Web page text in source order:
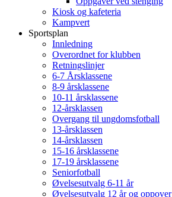
Kiosk og kafeteria
Kampvert
Sportsplan
Innledning
Overordnet for klubben
Retningslinjer
6-7 Årsklassene
8-9 årsklassene
10-11 årsklassene
12-årsklassen
Overgang til ungdomsfotball
13-årsklassen
14-årsklassen
15-16 årsklassene
17-19 årsklassene
Seniorfotball
Øvelsesutvalg 6-11 år
Øvelsesutvalg 12 år og oppover